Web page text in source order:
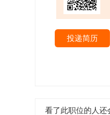
投递简历
看了此职位的人还